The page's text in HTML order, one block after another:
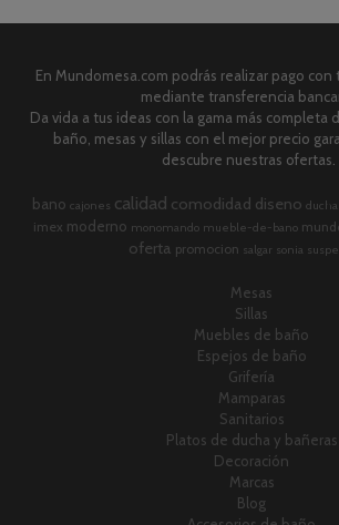
En Mundomesa.com podrás realizar pago
mediante transferencia
Da vida a tus ideas con la gama más completa
baño, mesas y sillas con el mejor precio
descubre nuestras ofertas.
bano cajones calidad comodidad diseno ducha
imex moderno monomando mueble-de-bano
oferta promocion salgar sonia
Mesas
Sillas
Muebles de baño
Espejos de baño
Grifería
Mamparas
Sanitarios
Platos de ducha y bañeras
Decoración
Marcas
Blog